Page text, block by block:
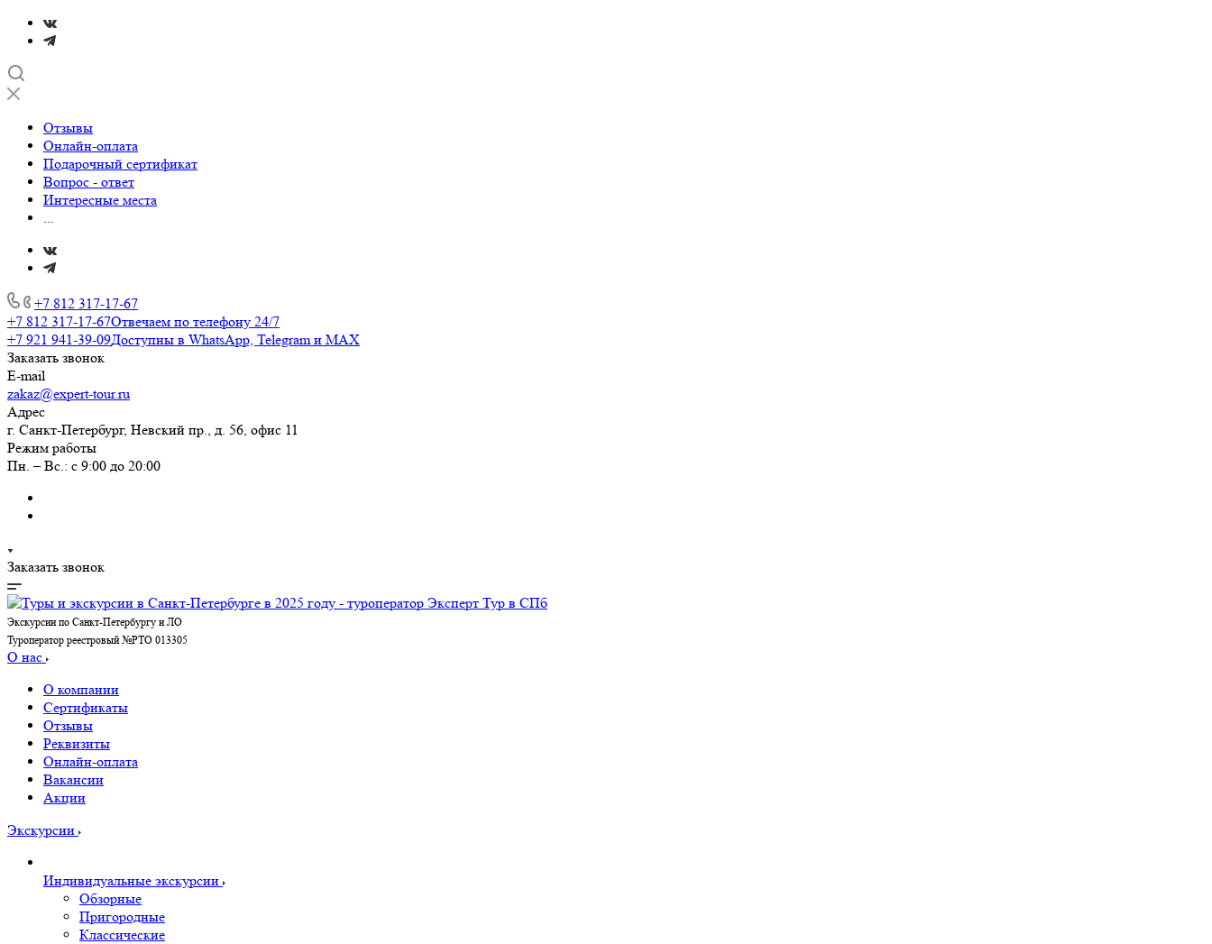
Отзывы
Онлайн-оплата
Подарочный сертификат
Вопрос - ответ
Интересные места
...
+7 812 317-17-67
+7 812 317-17-67Отвечаем по телефону 24/7
+7 921 941-39-09Доступны в WhatsApp, Telegram и MAX
Заказать звонок
E-mail
zakaz@expert-tour.ru
Адрес
г. Санкт-Петербург, Невский пр., д. 56, офис 11
Режим работы
Пн. – Вс.: с 9:00 до 20:00
Заказать звонок
Экскурсии по Санкт-Петербургу и ЛО
Туроператор реестровый №РТО 013305
О нас
О компании
Сертификаты
Отзывы
Реквизиты
Онлайн-оплата
Вакансии
Акции
Экскурсии
Индивидуальные экскурсии
Обзорные
Пригородные
Классические